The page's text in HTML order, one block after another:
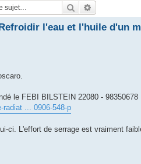
Rechercher
l'eau et l'huile d'un
le FEBI BILSTEIN 22080 - 98350678
radiat ... 0906-548-p
ci. L'effort de serrage est vraiment